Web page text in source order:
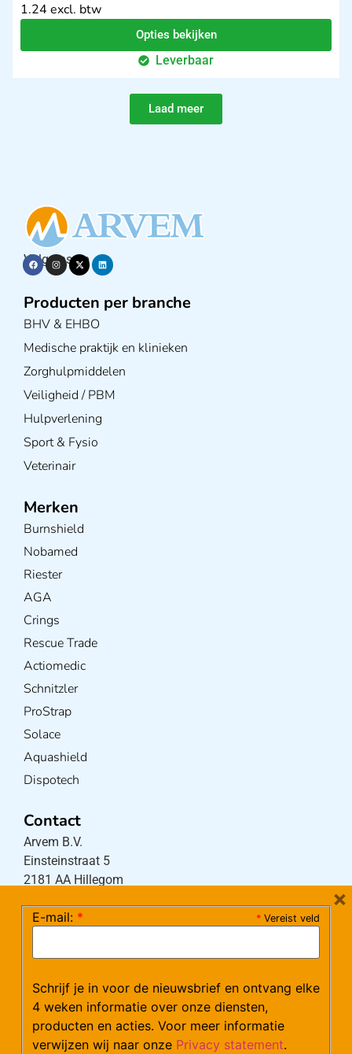
1.24 excl. btw
Opties bekijken
Leverbaar
Laad meer
Volg ons op
Producten per branche
BHV & EHBO
Medische praktijk en klinieken
Zorghulpmiddelen
Veiligheid / PBM
Hulpverlening
Sport & Fysio
Veterinair
Merken
Burnshield
Nobamed
Riester
AGA
Crings
Rescue Trade
Actiomedic
Schnitzler
ProStrap
Solace
Aquashield
Dispotech
Contact
Arvem B.V.
Einsteinstraat 5
2181 AA Hillegom
(maandag – donderdag 08:30-17:15 uur / vrijdag
Mail:klantenservice@arvem.nl
Werken bij Arvem?
* Vereist veld
E-mail: *
Schrijf je in voor de nieuwsbrief en ontvang elke
4 weken informatie over onze diensten,
producten en acties. Voor meer informatie
verwijzen wij naar onze Privacy statement.
×